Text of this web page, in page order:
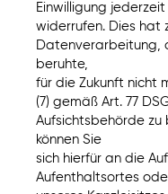
Einwilligung
widerrufen. Dies hat
Datenverarbeitung,
beruhte,
für die Zukunft nicht
(7) gemäß Art. 77
Aufsichtsbehörde zu
können Sie
sich hierfür an die
Aufenthaltsortes